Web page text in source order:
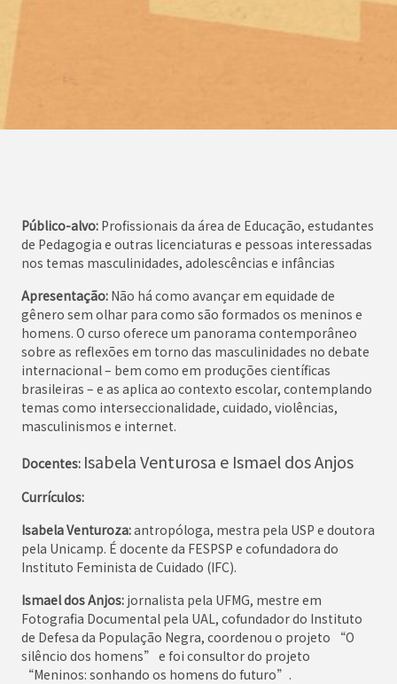
Público-alvo: Profissionais da área de Educação, estudantes
de Pedagogia e outras licenciaturas e pessoas interessadas
nos temas masculinidades, adolescências e infâncias
Apresentação: Não há como avançar em equidade de
gênero sem olhar para como são formados os meninos e
homens. O curso oferece um panorama contemporâneo
sobre as reflexões em torno das masculinidades no debate
internacional – bem como em produções científicas
brasileiras – e as aplica ao contexto escolar, contemplando
temas como interseccionalidade, cuidado, violências,
masculinismos e internet.
Docentes: Isabela Venturosa e Ismael dos Anjos
Currículos:
Isabela Venturoza:antropóloga, mestra pela USP e doutora
pela Unicamp. É docente da FESPSP e cofundadora do
Instituto Feminista de Cuidado (IFC).
Ismael dos Anjos: jornalista pela UFMG, mestre em
Fotografia Documental pela UAL, cofundador do Instituto
de Defesa da População Negra, coordenou o projeto “O
silêncio dos homens” e foi consultor do projeto
“Meninos: sonhando os homens do futuro”.